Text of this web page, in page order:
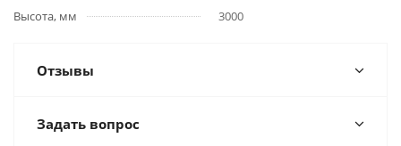
Высота, мм
3000
Отзывы
Задать вопрос